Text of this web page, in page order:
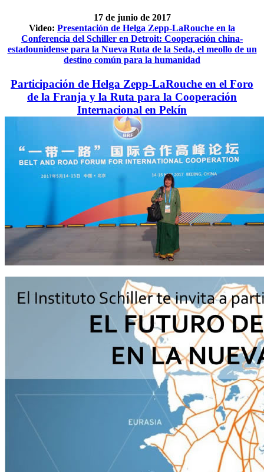
17 de junio de 2017
Video: Presentación de Helga Zepp-LaRouche en la
Conferencia del Schiller en Detroit: Cooperación china-
estadounidense para la Nueva Ruta de la Seda, el meollo de un
destino común para la humanidad
Participación de Helga Zepp-LaRouche en el Foro
de la Franja y la Ruta para la Cooperación
Internacional en Pekín